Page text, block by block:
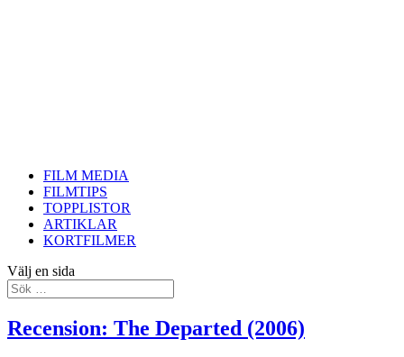
FILM MEDIA
FILMTIPS
TOPPLISTOR
ARTIKLAR
KORTFILMER
Välj en sida
Recension: The Departed (2006)